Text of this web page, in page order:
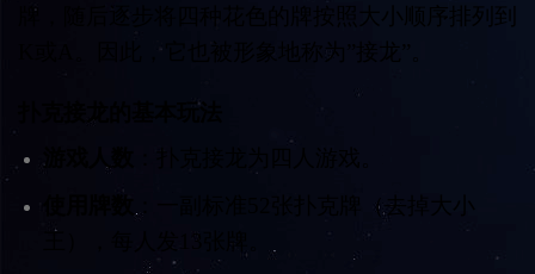
牌，随后逐步将四种花色的牌按照大小顺序排列到
K或A。因此，它也被形象地称为”接龙”。
扑克接龙的基本玩法
游戏人数
：一副标准52张扑克牌（去掉大小
王），每人发13张牌。